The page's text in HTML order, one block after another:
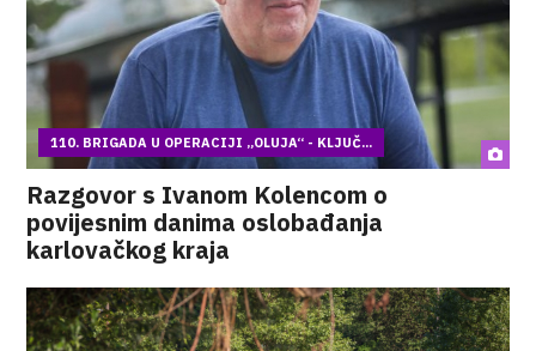
110. BRIGADA U OPERACIJI „OLUJA“ - KLJUČ...
Razgovor s Ivanom Kolencom o
povijesnim danima oslobađanja
karlovačkog kraja